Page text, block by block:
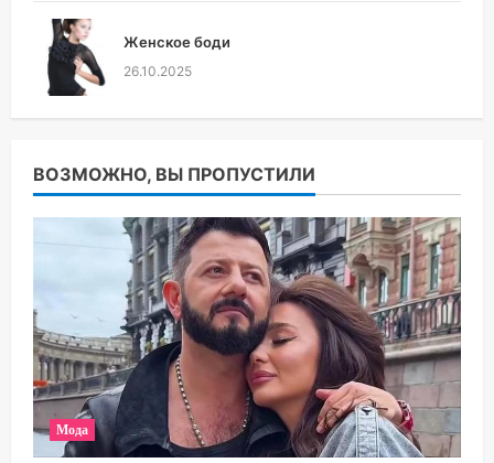
Женское боди
26.10.2025
ВОЗМОЖНО, ВЫ ПРОПУСТИЛИ
Мода